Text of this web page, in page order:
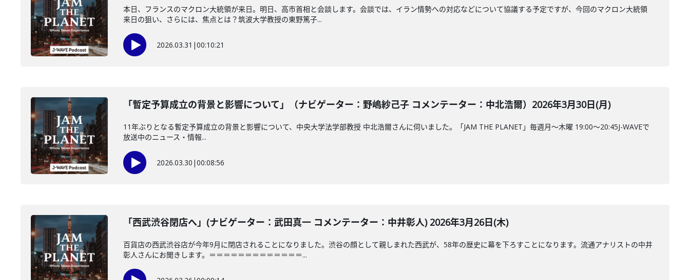
本日、フランスのマクロン大統領が来日。明日、高市首相と会談します。会談では、イラン情勢への対応などについて協議する予定ですが、今回のマクロン大統領
来日の狙い、さらには、焦点とは？筑波大学教授の東野篤子...
2026.03.31 |00:10:21
「暫定予算成立の背景と影響について」（ナビゲーター：野嶋紗己子 コメンテーター：中北浩爾）2026年3月30日(月)
11年ぶりとなる暫定予算成立の背景と影響について、中央大学法学部教授 中北浩爾さんに伺いました。「JAM THE PLANET」毎週月～木曜 19:00～20:45J-WAVEで
放送中のニュース・情報...
2026.03.30 |00:08:56
「西武渋谷閉店へ」(ナビゲーター：武田真一 コメンテーター：中井彰人) 2026年3月26日(木)
百貨店の西武渋谷店が今年9月に閉店されることになりました。渋谷の顔として親しまれた西武が、58年の歴史に幕を下ろすことになります。流通アナリストの中井
彰人さんにお聞きします。＝＝＝＝＝＝＝＝＝＝＝＝＝...